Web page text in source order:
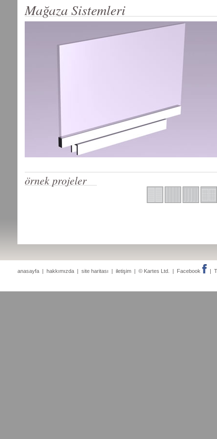
Mağaza Sistemleri
örnek projeler
anasayfa | hakkımızda | site haritası | iletişim | © Kartes Ltd. | Facebook |